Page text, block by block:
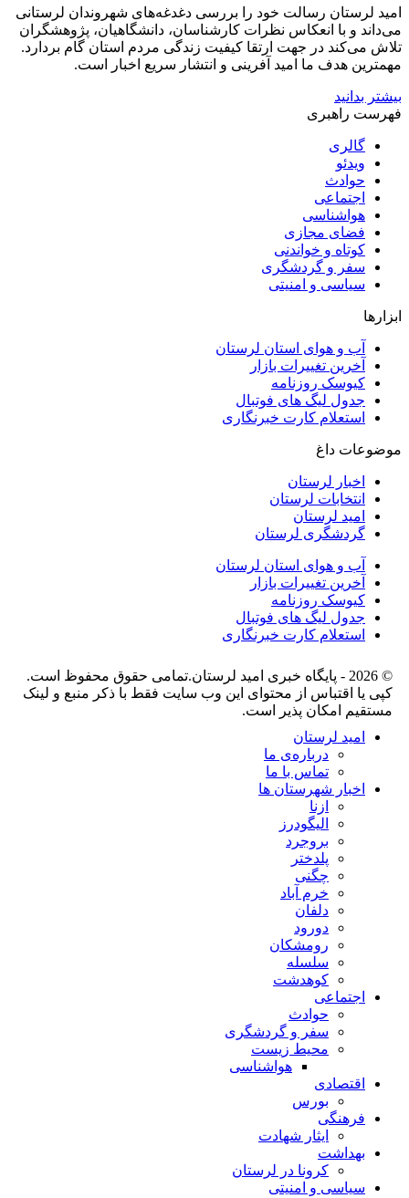
امید لرستان رسالت خود را بررسی دغدغه‌های شهروندان لرستانی
می‌داند و با انعکاس نظرات کارشناسان، دانشگاهیان، پژوهشگران
تلاش می‌کند در جهت ارتقا کیفیت زندگی مردم استان گام بردارد.
مهمترین هدف ما امید آفرینی و انتشار سریع اخبار است.
بیشتر بدانید
فهرست راهبری
گالری
ویدئو
حوادث
اجتماعی
هواشناسی
فضای مجازی
کوتاه و خواندنی
سفر و گردشگری
سیاسی و امنیتی
ابزارها
آب و هوای استان لرستان
آخرین تغییرات بازار
کیوسک روزنامه
جدول لیگ های فوتبال
استعلام کارت خبرنگاری
موضوعات داغ
اخبار لرستان
انتخابات لرستان
امید لرستان
گردشگری لرستان
آب و هوای استان لرستان
آخرین تغییرات بازار
کیوسک روزنامه
جدول لیگ های فوتبال
استعلام کارت خبرنگاری
© 2026 - پایگاه خبری اميد لرستان.تمامی حقوق محفوظ است.
کپی یا اقتباس از محتوای این وب سایت فقط با ذکر منبع و لینک
مستقیم امکان پذیر است.
امید لرستان
درباره‌ی ما
تماس با ما
اخبار شهرستان ها
ازنا
الیگودرز
بروجرد
پلدختر
چگنی
خرم آباد
دلفان
دورود
رومشکان
سلسله
کوهدشت
اجتماعی
حوادث
سفر و گردشگری
محیط زیست
هواشناسی
اقتصادی
بورس
فرهنگی
ایثار شهادت
بهداشت
کرونا در لرستان
سیاسی و امنیتی